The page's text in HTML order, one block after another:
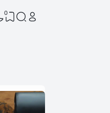
0